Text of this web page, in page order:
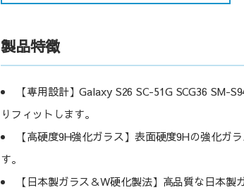
製品特徴
【専用設計】Galaxy S26 SC-51G SCG36 SM-
りフィットします。
【高硬度9H強化ガラス】表面硬度9Hの強化ガ
す。
【日本製ガラス＆W硬化製法】高品質な日本